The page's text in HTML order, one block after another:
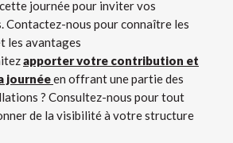
journée pour inviter vos
Contactez-nous pour connaître les
les avantages
apporter votre contribution et
journéeen offrant une partie des
? Consultez-nous pour tout
de la visibilité à votre structure